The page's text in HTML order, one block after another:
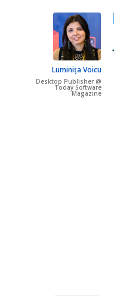
Luminița Voicu
Desktop Publisher @
Today Software
Magazine